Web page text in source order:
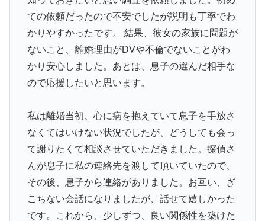
ての依頼だったので不安でしたが説明も丁寧でわ
かりやすかったです。 結果、彼女の家族に問題が
ないこと、離婚理由がDVや不倫でないことがわ
かり安心しました。あとは、息子の選んだ相手な
ので応援したいと思います。
私は離婚当初、心に病を抱えていて息子を手放さ
なくてはいけない状況でしたが、どうしても会っ
て謝りたくて相談させていただきました。探偵さ
んが息子に私の連絡先を渡して頂いていたので、
その後、息子から連絡がありました。お互い、ぎ
こちない会話になりましたが、話せて嬉しかった
です。これから、少しずつ、良い関係性を築けた